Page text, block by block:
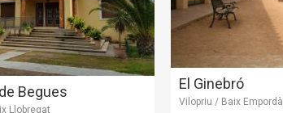
Begues
Llobregat
El Ginebró
Vilopriu / Baix Empordà